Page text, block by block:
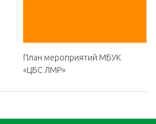
План мероприятий МБУК
«ЦБС ЛМР»